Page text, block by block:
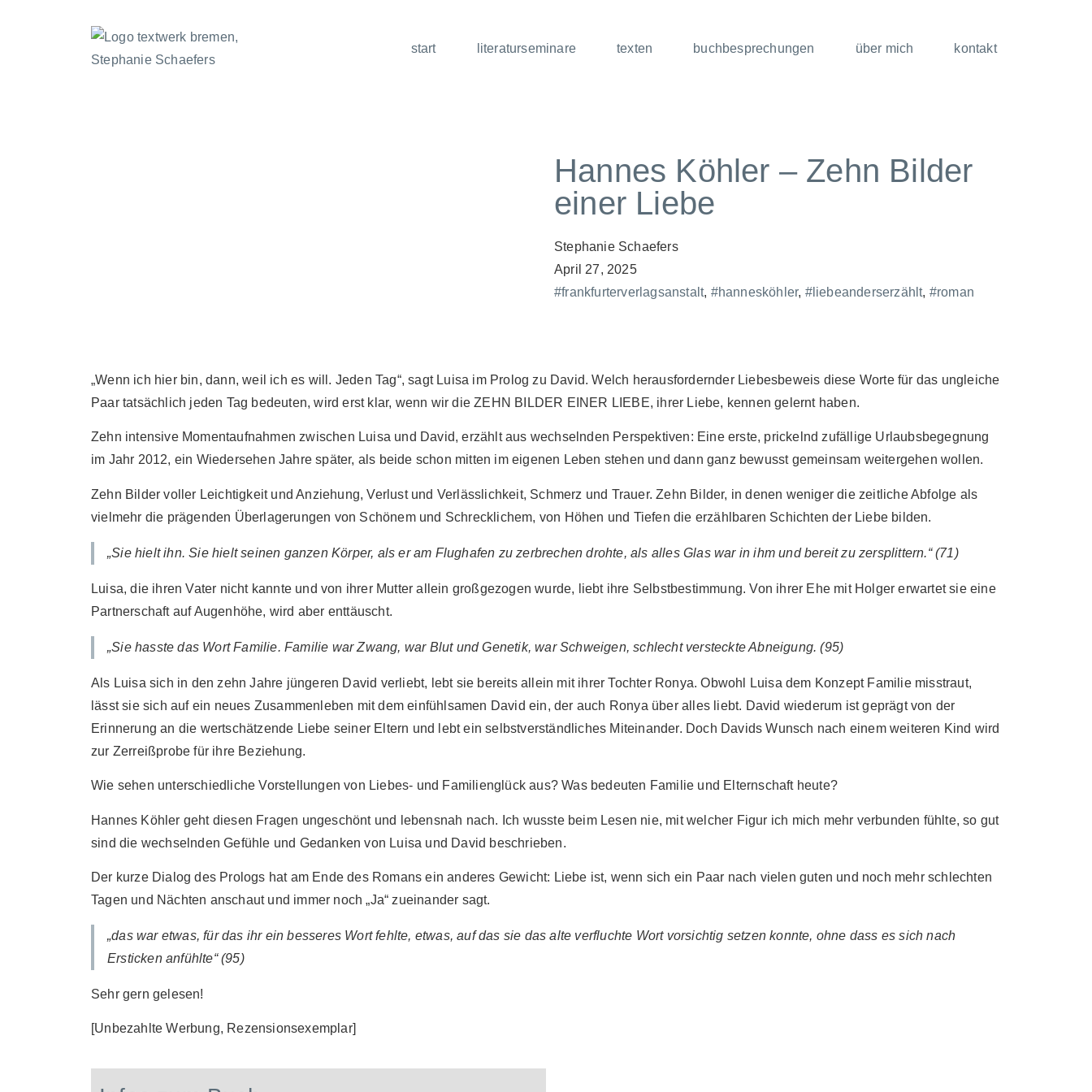
start literaturseminare texten buchbesprechungen über mich kontakt
Hannes Köhler – Zehn Bilder
einer Liebe
Stephanie Schaefers
April 27, 2025
#frankfurterverlagsanstalt, #hannesköhler, #liebeanderserzählt, #roman
„Wenn ich hier bin, dann, weil ich es will. Jeden Tag“, sagt Luisa im Prolog zu David. Welch herausfordernder Liebesbeweis diese Worte für das ungleiche
Paar tatsächlich jeden Tag bedeuten, wird erst klar, wenn wir die ZEHN BILDER EINER LIEBE, ihrer Liebe, kennen gelernt haben.
Zehn intensive Momentaufnahmen zwischen Luisa und David, erzählt aus wechselnden Perspektiven: Eine erste, prickelnd zufällige Urlaubsbegegnung
im Jahr 2012, ein Wiedersehen Jahre später, als beide schon mitten im eigenen Leben stehen und dann ganz bewusst gemeinsam weitergehen wollen.
Zehn Bilder voller Leichtigkeit und Anziehung, Verlust und Verlässlichkeit, Schmerz und Trauer. Zehn Bilder, in denen weniger die zeitliche Abfolge als
vielmehr die prägenden Überlagerungen von Schönem und Schrecklichem, von Höhen und Tiefen die erzählbaren Schichten der Liebe bilden.
„Sie hielt ihn. Sie hielt seinen ganzen Körper, als er am Flughafen zu zerbrechen drohte, als alles Glas war in ihm und bereit zu zersplittern.“ (71)
Luisa, die ihren Vater nicht kannte und von ihrer Mutter allein großgezogen wurde, liebt ihre Selbstbestimmung. Von ihrer Ehe mit Holger erwartet sie eine
Partnerschaft auf Augenhöhe, wird aber enttäuscht.
„Sie hasste das Wort Familie. Familie war Zwang, war Blut und Genetik, war Schweigen, schlecht versteckte Abneigung. (95)
Als Luisa sich in den zehn Jahre jüngeren David verliebt, lebt sie bereits allein mit ihrer Tochter Ronya. Obwohl Luisa dem Konzept Familie misstraut,
lässt sie sich auf ein neues Zusammenleben mit dem einfühlsamen David ein, der auch Ronya über alles liebt. David wiederum ist geprägt von der
Erinnerung an die wertschätzende Liebe seiner Eltern und lebt ein selbstverständliches Miteinander. Doch Davids Wunsch nach einem weiteren Kind wird
zur Zerreißprobe für ihre Beziehung.
Wie sehen unterschiedliche Vorstellungen von Liebes- und Familienglück aus? Was bedeuten Familie und Elternschaft heute?
Hannes Köhler geht diesen Fragen ungeschönt und lebensnah nach. Ich wusste beim Lesen nie, mit welcher Figur ich mich mehr verbunden fühlte, so gut
sind die wechselnden Gefühle und Gedanken von Luisa und David beschrieben.
Der kurze Dialog des Prologs hat am Ende des Romans ein anderes Gewicht: Liebe ist, wenn sich ein Paar nach vielen guten und noch mehr schlechten
Tagen und Nächten anschaut und immer noch „Ja“ zueinander sagt.
„das war etwas, für das ihr ein besseres Wort fehlte, etwas, auf das sie das alte verfluchte Wort vorsichtig setzen konnte, ohne dass es sich nach
Ersticken anfühlte“ (95)
Sehr gern gelesen!
[Unbezahlte Werbung, Rezensionsexemplar]